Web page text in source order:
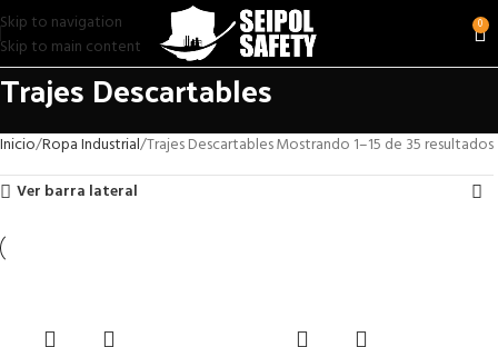
Skip to navigation
Skip to main content
0
Trajes Descartables
Inicio Ropa Industrial Trajes DescartablesMostrando 1–15 de 35 resultados
Ver barra lateral